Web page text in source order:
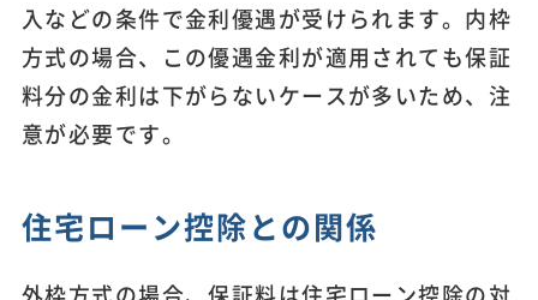
入などの条件で金利優遇が受けられます。内枠
方式の場合、この優遇金利が適用されても保証
料分の金利は下がらないケースが多いため、注
意が必要です。
住宅ローン控除との関係